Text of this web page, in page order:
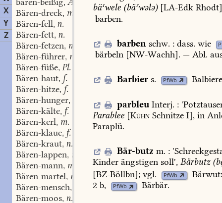
X
Y
Z
,
Bären-dreck, m.
Bären-fell, n.
Bären-fett, n.
Bären-fetzen, m.
Bären-führer, m.
Bären-füße, Pl.
Bären-haut, f.
Bären-hitze, f.
Bären-hunger,
Bären-kälte, f.
Bären-kerl, m.
Bären-klaue, f.
Bären-kraut, n.
Bären-lappen, m.
Bären-mann, m.
Bären-martel, m.
Bären-mensch,
Bären-moos, n.
bäʳwele (bäʳwələ)[LA-Edk Rhodt
barben.
barben schw. :dass. wie
bärbeln [NW-Wachh]. — Abl.
Barbiers. PfWb
parbleu Interj. :'
Parablee [Kühn Schnitze I], in
Paraplü.
Bär-butz m. :'
Kinder ängstigen soll', Bärbutz
[BZ-Böllbn]; vgl. PfWb
2 b, PfWb Bärbär.